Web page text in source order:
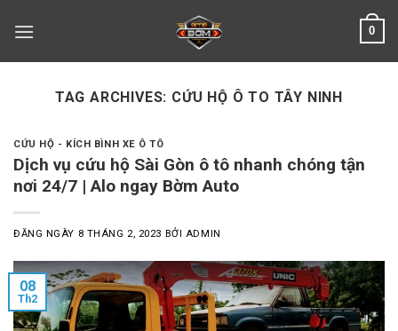
0
TAG ARCHIVES: CỨU HỘ Ô TO TÂY NINH
CỨU HỘ - KÍCH BÌNH XE Ô TÔ
Dịch vụ cứu hộ Sài Gòn ô tô nhanh chóng tận
nơi 24/7 | Alo ngay Bờm Auto
ĐĂNG NGÀY 8 THÁNG 2, 2023 BỞI ADMIN
08
Th2